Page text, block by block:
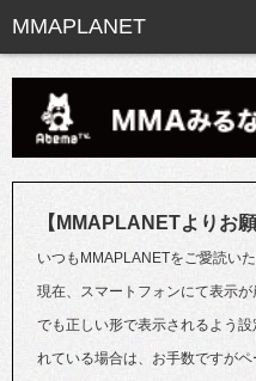
【MMAPLANETよりお願
いつもMMAPLANETをご愛読い
現在、スマートフォンにて表示
でも正しい形で表示されるよう
れている場合は、お手数ですが